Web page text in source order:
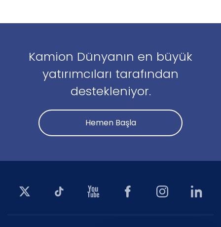
Kamion Dünyanın en büyük
yatırımcıları tarafından
destekleniyor.
Hemen Başla